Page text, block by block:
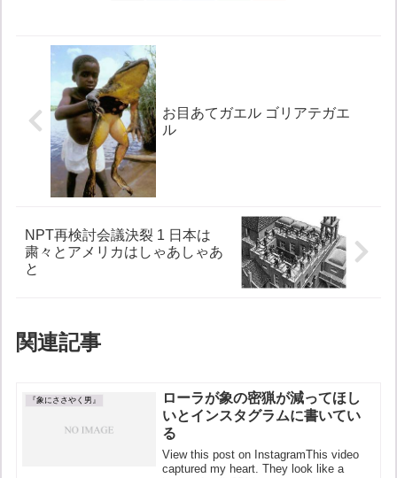
お目あてガエル ゴリアテガエ
ル
NPT再検討会議決裂 1 日本は
粛々とアメリカはしゃあしゃあ
と
関連記事
『象にささやく男』
ローラが象の密猟が減ってほし
いとインスタグラムに書いてい
る
View this post on InstagramThis video
captured my heart. They look like a